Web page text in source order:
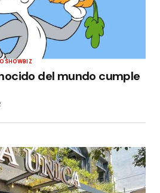
SHOWBIZ
del mundo cumple